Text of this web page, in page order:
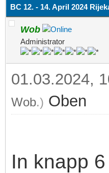
BC 12. - 14. April 2024
Wob
Administrator
01.03.2024,
Wob.) Oben
In knapp